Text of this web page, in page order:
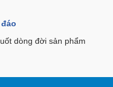
dòng đời sản phẩm